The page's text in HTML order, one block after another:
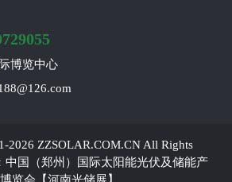
博览中心
2026 ZZSOLAR.COM.CN All Rights
中国（郑州）国际太阳能光伏及储能产